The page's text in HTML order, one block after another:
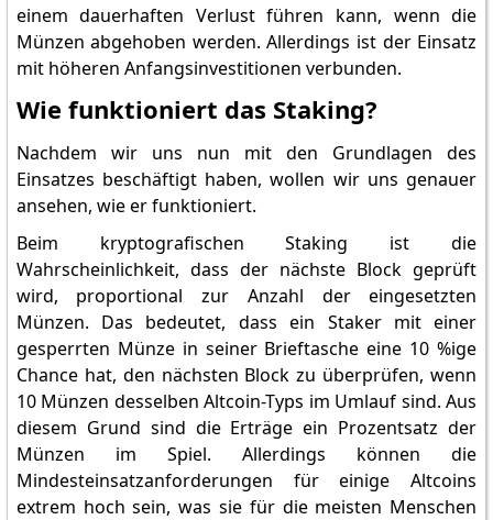
einem dauerhaften Verlust führen kann, wenn die
Münzen abgehoben werden. Allerdings ist der Einsatz
mit höheren Anfangsinvestitionen verbunden.
Wie funktioniert das Staking?
Nachdem wir uns nun mit den Grundlagen des
Einsatzes beschäftigt haben, wollen wir uns genauer
ansehen, wie er funktioniert.
Beim kryptografischen Staking ist die
Wahrscheinlichkeit, dass der nächste Block geprüft
wird, proportional zur Anzahl der eingesetzten
Münzen. Das bedeutet, dass ein Staker mit einer
gesperrten Münze in seiner Brieftasche eine 10 %ige
Chance hat, den nächsten Block zu überprüfen, wenn
10 Münzen desselben Altcoin-Typs im Umlauf sind. Aus
diesem Grund sind die Erträge ein Prozentsatz der
Münzen im Spiel. Allerdings können die
Mindesteinsatzanforderungen für einige Altcoins
extrem hoch sein, was sie für die meisten Menschen